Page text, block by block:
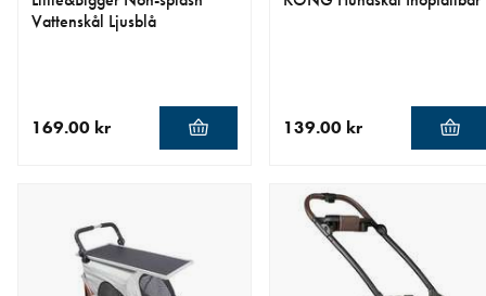
Vattenskål Ljusblå
169.00 kr 139.00 kr